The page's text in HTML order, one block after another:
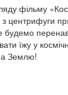
фільму
з центрифуги
будемо
їжу у
Землю!